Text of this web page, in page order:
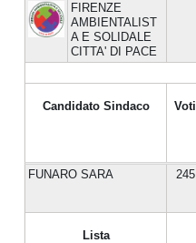
FIRENZE
AMBIENTALIST
A E SOLIDALE
CITTA' DI PACE
Candidato Sindaco Voti
FUNARO SARA 245
Lista